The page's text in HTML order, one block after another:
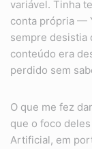
variável. Tinha
conta própria —
sempre desistia
conteúdo era
perdido sem
O que me fez
que o foco
Artificial, em